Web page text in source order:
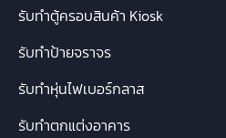
รับทำตู้ครอบสินค้า Kiosk
รับทำป้ายจราจร
รับทำหุ่นไฟเบอร์กลาส
รับทำตกแต่งอาคาร